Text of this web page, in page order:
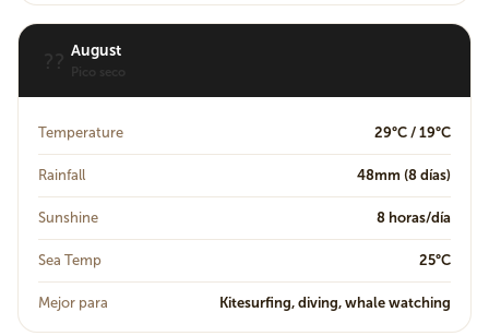
?? August
Pico seco
Temperature 29°C / 19°C
Rainfall 48mm (8 días)
Sunshine 8 horas/día
Sea Temp 25°C
Mejor para Kitesurfing, diving, whale watching